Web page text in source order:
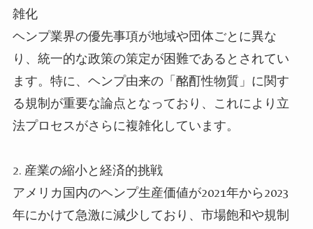
雑化
ヘンプ業界の優先事項が地域や団体ごとに異な
り、統一的な政策の策定が困難であるとされてい
ます。特に、ヘンプ由来の「酩酊性物質」に関す
る規制が重要な論点となっており、これにより立
法プロセスがさらに複雑化しています。
2. 産業の縮小と経済的挑戦
アメリカ国内のヘンプ生産価値が2021年から2023
年にかけて急激に減少しており、市場飽和や規制